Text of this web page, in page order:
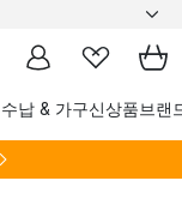
수납 & 가구신상품브랜